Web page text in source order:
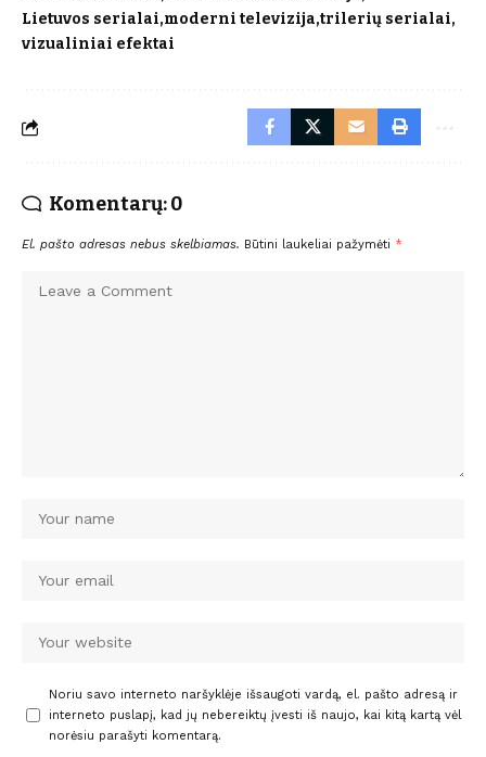
Lietuvos serialai moderni televizija trilerių serialai
vizualiniai efektai
Komentarų: 0
El. pašto adresas nebus skelbiamas. Būtini laukeliai pažymėti *
Noriu savo interneto naršyklėje išsaugoti vardą, el. pašto adresą ir
interneto puslapį, kad jų nebereiktų įvesti iš naujo, kai kitą kartą vėl
norėsiu parašyti komentarą.